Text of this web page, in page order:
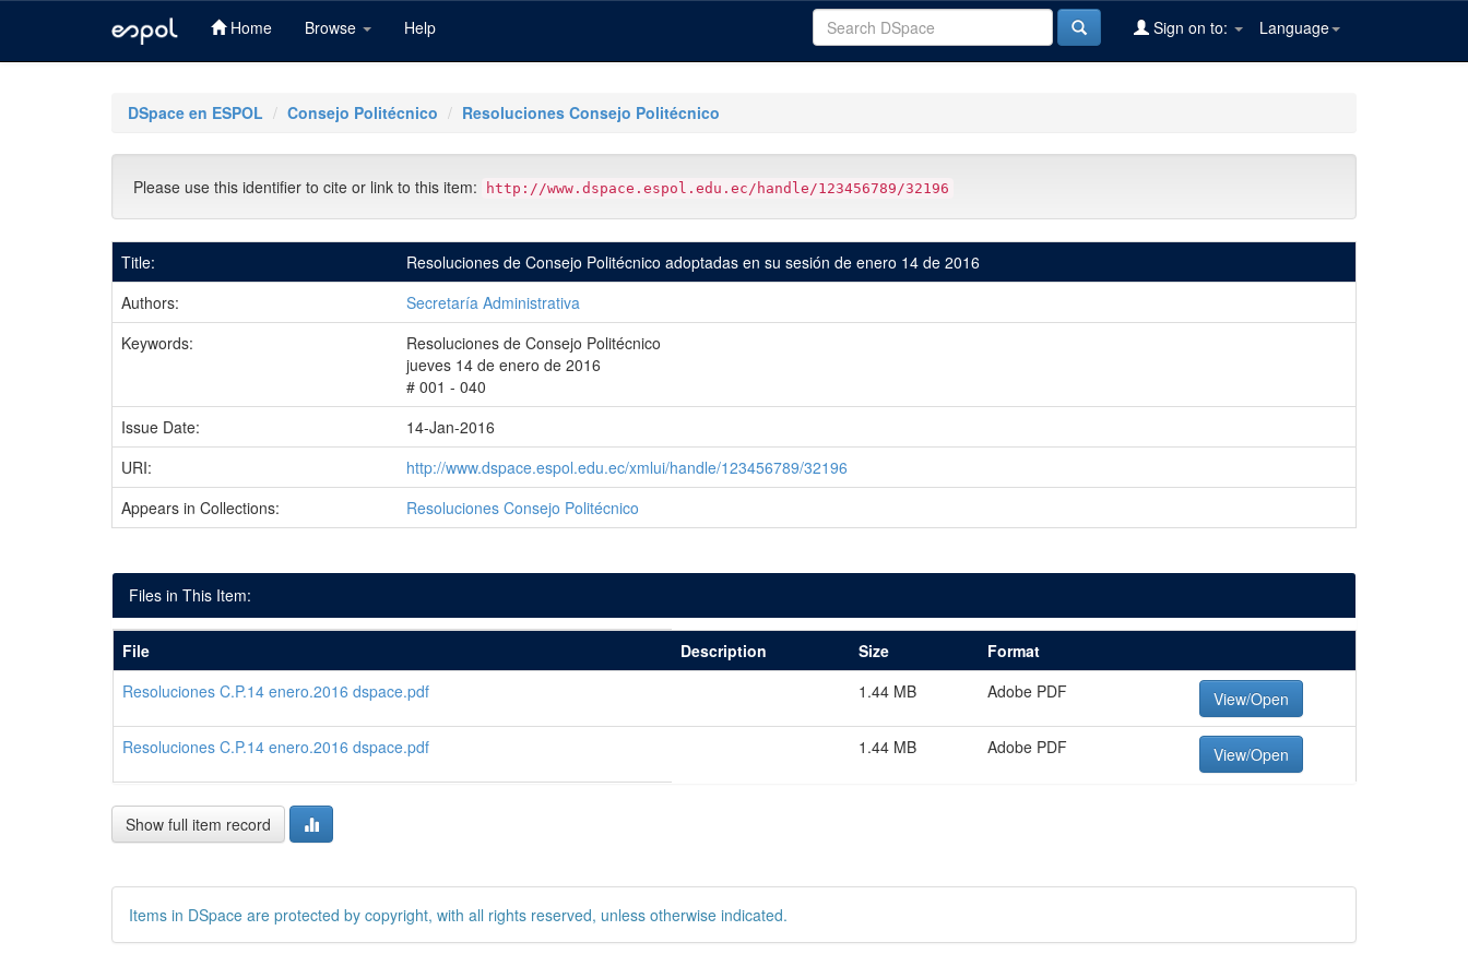
Home Browse Help Language
Sign on to:
DSpace en ESPOL Consejo Politécnico Resoluciones Consejo Politécnico
Please use this identifier to cite or link to this item: http://www.dspace.espol.edu.ec/handle/123456789/32196
Title:
Resoluciones de Consejo Politécnico adoptadas en su sesión de enero 14 de 2016
Authors:
Secretaría Administrativa
Keywords:
Resoluciones de Consejo Politécnico
jueves 14 de enero de 2016
# 001 - 040
Issue Date:
14-Jan-2016
URI:
http://www.dspace.espol.edu.ec/xmlui/handle/123456789/32196
Appears in Collections:
Resoluciones Consejo Politécnico
Files in This Item:
File Description Size
Format
Resoluciones C.P.14 enero.2016 dspace.pdf
1.44 MB Adobe PDF View/Open
Resoluciones C.P.14 enero.2016 dspace.pdf 1.44 MB Adobe PDF View/Open
Show full item record
Items in DSpace are protected by copyright, with all rights reserved, unless otherwise indicated.